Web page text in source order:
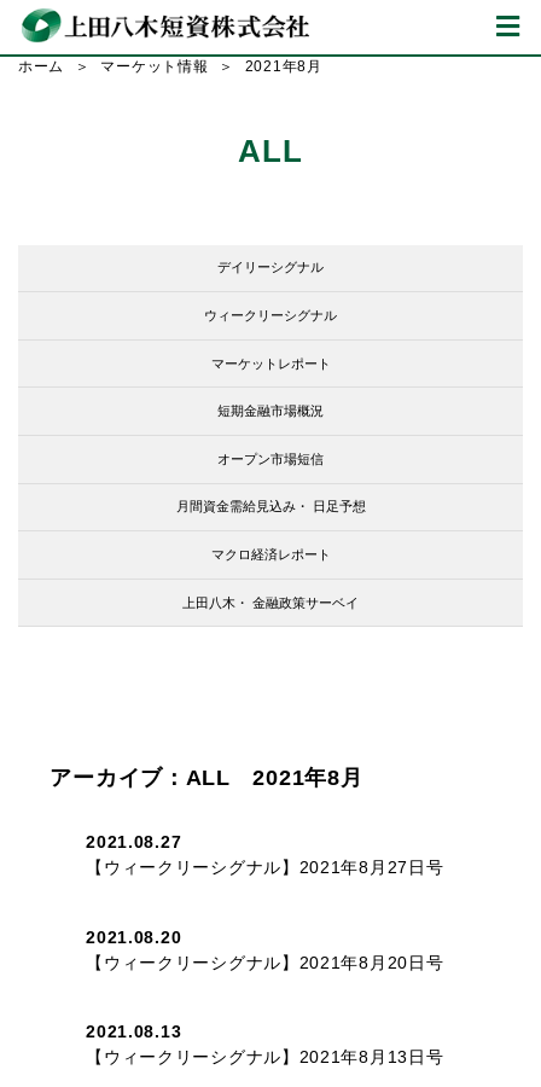
ホーム マーケット情報 2021年8月
ALL
デイリーシグナル
ウィークリーシグナル
マーケットレポート
短期金融市場概況
オープン市場短信
月間資金需給見込み・ 日足予想
マクロ経済レポート
上田八木・ 金融政策サーベイ
アーカイブ：ALL 2021年8月
2021.08.27
【ウィークリーシグナル】2021年8月27日号
2021.08.20
【ウィークリーシグナル】2021年8月20日号
2021.08.13
【ウィークリーシグナル】2021年8月13日号